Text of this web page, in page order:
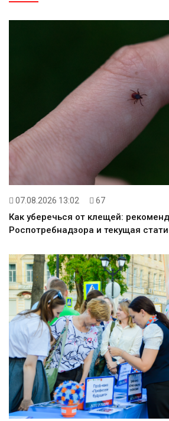
07.08.2026 13:02 67
Как уберечься от клещей:
Роспотребнадзора и текущая